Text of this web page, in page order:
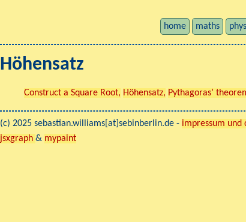
home maths
Höhensatz
Construct a Square Root, Höhensatz, Pythagoras’
(c) 2025 sebastian.williams[at]sebinberlin.de - impressum und
jsxgraph & mypaint